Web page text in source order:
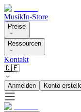
MusikIn-Store
Preise
Ressourcen
Kontakt
🇩🇪
Anmelden Konto